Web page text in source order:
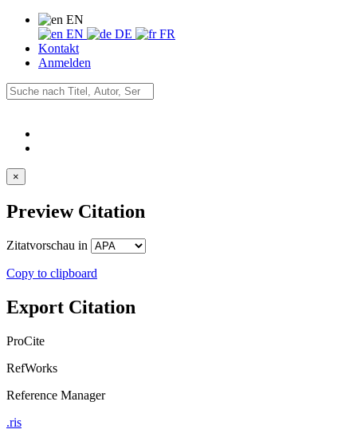
EN
EN
DE
FR
Kontakt
Anmelden
×
Preview Citation
Zitatvorschau in
Copy to clipboard
Export Citation
ProCite
RefWorks
Reference Manager
.ris